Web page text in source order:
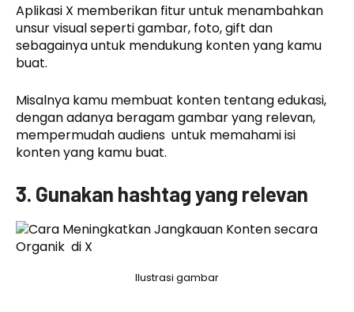
Aplikasi X memberikan fitur untuk menambahkan
unsur visual seperti gambar, foto, gift dan
sebagainya untuk mendukung konten yang kamu
buat.
Misalnya kamu membuat konten tentang edukasi,
dengan adanya beragam gambar yang relevan,
mempermudah audiens untuk memahami isi
konten yang kamu buat.
3. Gunakan hashtag yang relevan
Ilustrasi gambar